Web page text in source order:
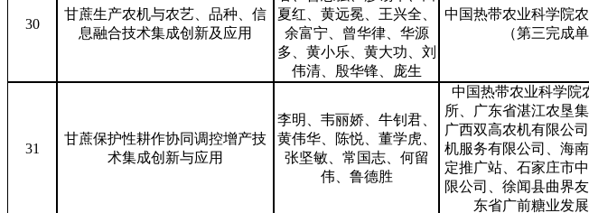
30
甘蔗生产农机与农艺、品种、信
息融合技术集成创新及应用
夏红、黄远冕、王兴全、
余富宁、曾华律、华源
多、黄小乐、黄大功、刘
伟清、殷华锋、庞生
中国热带农业科学院
（第三完成单
31
甘蔗保护性耕作协同调控增产技
术集成创新与应用
李明、韦丽娇、牛钊君、
黄伟华、陈悦、董学虎、
张坚敏、常国志、何留
伟、鲁德胜
中国热带农业科学院
所、广东省湛江农垦集
广西双高农机有限公
机服务有限公司、海
定推广站、石家庄市
限公司、徐闻县曲界
东省广前糖业发